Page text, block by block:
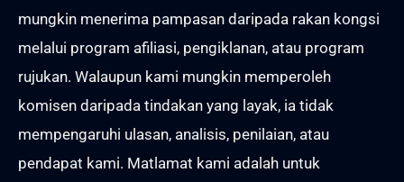
mungkin menerima pampasan daripada rakan kongsi
melalui program afiliasi, pengiklanan, atau program
rujukan. Walaupun kami mungkin memperoleh
komisen daripada tindakan yang layak, ia tidak
mempengaruhi ulasan, analisis, penilaian, atau
pendapat kami. Matlamat kami adalah untuk